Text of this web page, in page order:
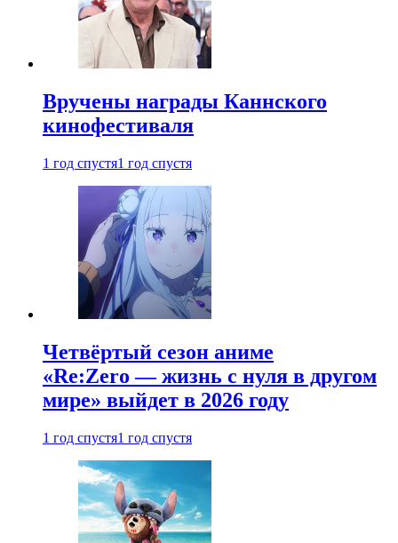
Вручены награды Каннского
кинофестиваля
1 год спустя1 год спустя
Четвёртый сезон аниме
«Re:Zero — жизнь с нуля в другом
мире» выйдет в 2026 году
1 год спустя1 год спустя